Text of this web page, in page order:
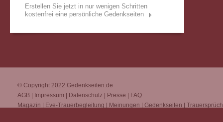
Erstellen Sie jetzt in nur wenigen Schritten
kostenfrei eine persönliche Gedenkseiten
© Copyright 2022 Gedenkseiten.de
AGB
Impressum Datenschutz Presse
FAQ
Magazin
Eve-Trauerbegleitung Meinungen Gedenkseiten